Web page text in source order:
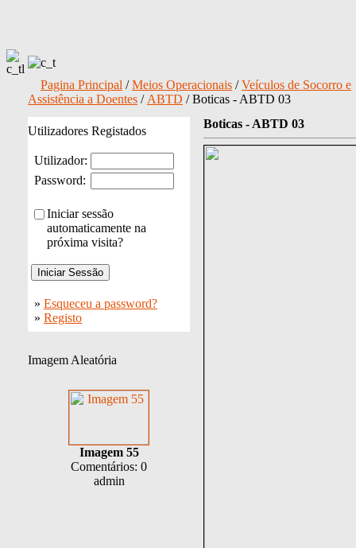
Pagina Principal /Meios Operacionais /Veículos de Socorro e
Assistência a Doentes / ABTD / Boticas - ABTD 03
Utilizadores Registados
Utilizador:
Password:
Iniciar sessão
automaticamente na
próxima visita?
» Esqueceu a password?
» Registo
Imagem Aleatória
Imagem 55
Comentários: 0
admin
Boticas - ABTD 03